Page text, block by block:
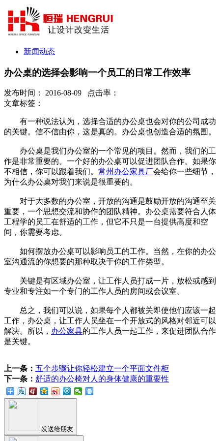
新闻动态
办公桌的选择会影响一个员工的日常工作效率
发布时间： 2016-08-09 点击率：
文章标签：
有一种说法认为，选择合适的办公桌也会对你的公司成功
的关键。信不信由你，这是真的。办公桌也创造合适的氛围。
办公桌是我们办公室的一个常见的项目。然而，我们的工
作是非常重要的。一个好的办公桌可以促进团队合作。如果你
不相信，你可以跟着我们。 常州办公家具厂会给你一些细节，
为什么办公桌对我们来说是很重要的。
对于大多数的办公室，开放的沟通是鼓励开放的沟通至关
重要，一个思想交流和协作的团队精神。办公桌需要符合人体
工程学的员工在舒适的工作，但它不只是一台提供高度和空
间，你需要考虑。
如何摆放办公桌可以影响员工的工作。当然，在你的办公
室沟通流的你想要的那种取决于你的工作类型。
关键是有区域办公室，让工作人员打成一片，放松或感到
专业和专注如一个专门的工作人员的房间或会议室。
总之，我们可以说，如果每个人都被关即使他们应该一起
工作，办公桌，让工作人员坐在一个开放式的风格对邻近可以
解决。所以， 办公家具的工作人员一起工作，来促进团队合作
是关键。
上一条： 五个步骤让你轻松建立一个平面文件柜
下一条： 舒适的办公椅对人的身体健康的重要性
发送给朋友